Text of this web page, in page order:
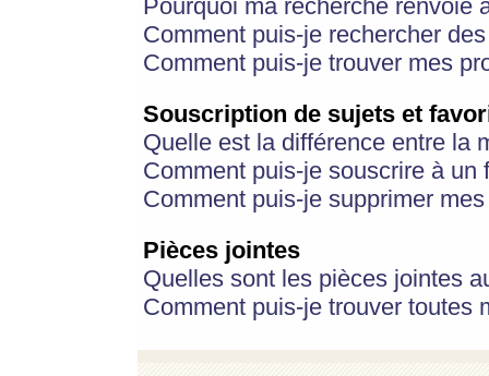
Pourquoi ma recherche renvoie
Comment puis-je rechercher
Comment puis-je trouver mes
Souscription de sujets et
Quelle est la différence entre la
Comment puis-je souscrire à
Comment puis-je supprimer
Pièces jointes
Quelles sont les pièces jointes
Comment puis-je trouver toutes